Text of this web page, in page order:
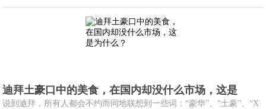
迪拜土豪口中的美食，在国内却没什么市场，这是
说到迪拜，所有人都会不约而同地联想到一些词：“豪华”、“土豪”、“X